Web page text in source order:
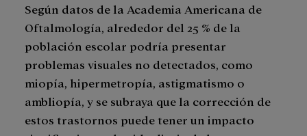
Según datos de la Academia Americana de
Oftalmología, alrededor del 25 % de la
población escolar podría presentar
problemas visuales no detectados, como
miopía, hipermetropía, astigmatismo o
ambliopía, y se subraya que la corrección de
estos trastornos puede tener un impacto